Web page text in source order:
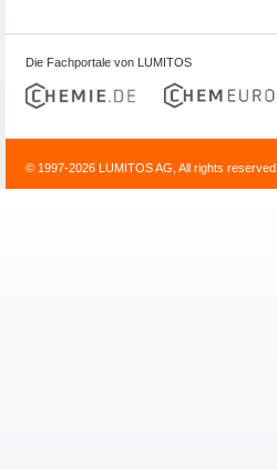
Die Fachportale von LUMITOS
© 1997-2026 LUMITOS AG, All rights reserved